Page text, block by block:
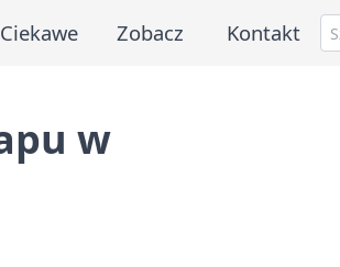
Ciekawe Zobacz Kontakt
w